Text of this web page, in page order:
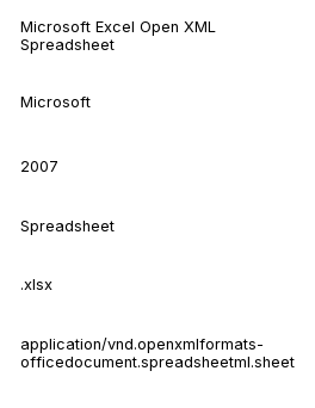
Microsoft Excel Open XML
Spreadsheet
Microsoft
2007
Spreadsheet
.xlsx
application/vnd.openxmlformats-
officedocument.spreadsheetml.sheet